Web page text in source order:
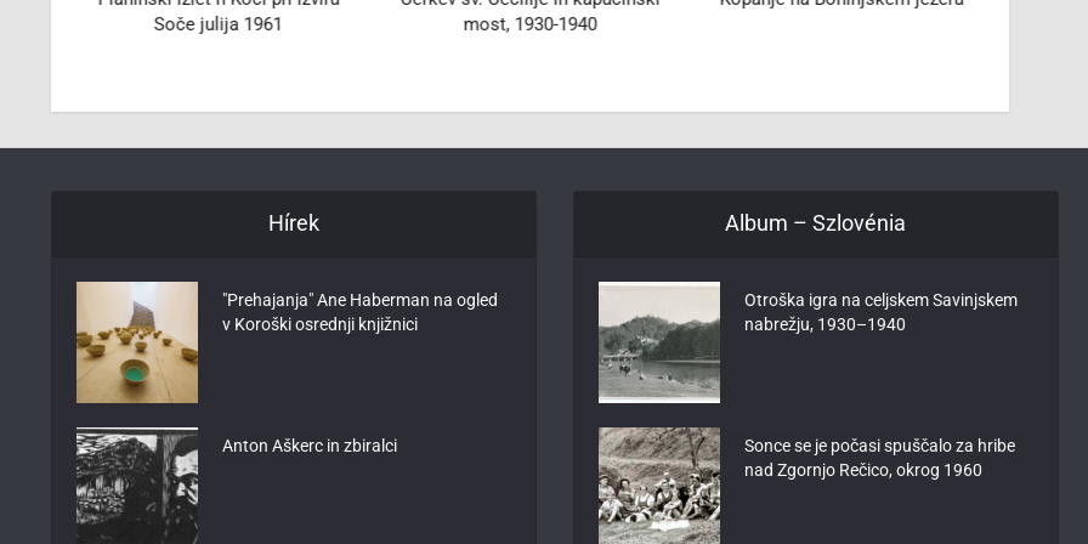
Soče julija 1961
most, 1930-1940
Hírek
"Prehajanja" Ane Haberman na ogled
v Koroški osrednji knjižnici
Anton Aškerc in zbiralci
Album – Szlovénia
Otroška igra na celjskem Savinjskem
nabrežju, 1930–1940
Sonce se je počasi spuščalo za hribe
nad Zgornjo Rečico, okrog 1960